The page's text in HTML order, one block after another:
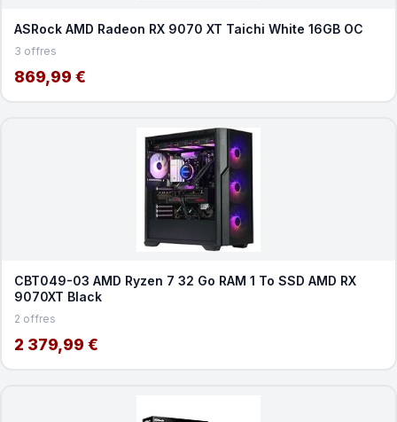
ASRock AMD Radeon RX 9070 XT Taichi White 16GB OC
3 offres
869,99 €
CBT049-03 AMD Ryzen 7 32 Go RAM 1 To SSD AMD RX
9070XT Black
2 offres
2 379,99 €